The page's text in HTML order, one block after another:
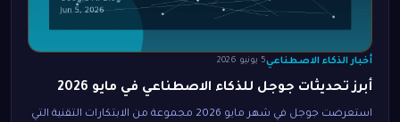
أخبار الذكاء الاصطناعي5 يونيو 2026
أبرز تحديثات جوجل للذكاء الاصطناعي في مايو 2026
استعرضت جوجل في شهر مايو 2026 مجموعة من الابتكارات التقنية التي